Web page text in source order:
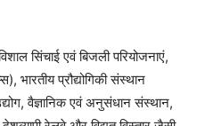
सिंचाई एवं बिजली परियोजनाएं,
भारतीय प्रौद्योगिकी संस्थान
वैज्ञानिक एवं अनुसंधान संस्थान,